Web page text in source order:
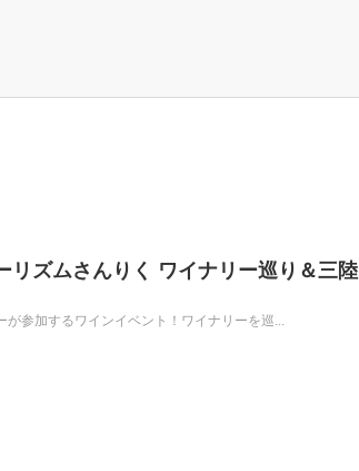
リズムさんりく ワイナリー巡り＆三陸
が参加するワインイベント！ワイナリーを巡...